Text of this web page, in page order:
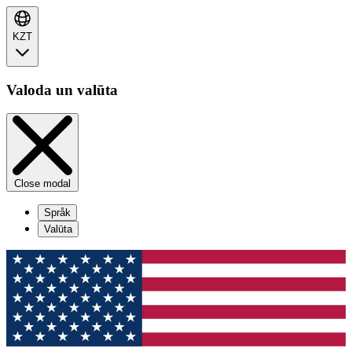
KZT
Valoda un valūta
Close modal
Språk
Valūta